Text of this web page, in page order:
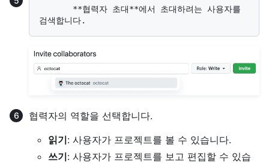
협력자의 역할을 선택합니다.
읽기: 사용자가 프로젝트를 볼 수 있습니다.
쓰기: 사용자가 프로젝트를 보고 편집할 수 있습